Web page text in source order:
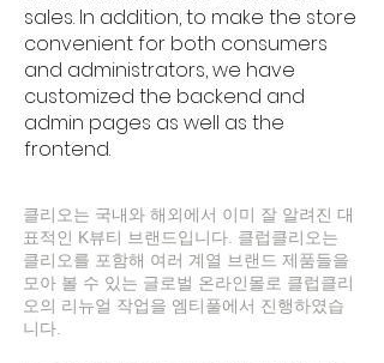
sales. In addition, to make the store
convenient for both consumers
and administrators, we have
customized the backend and
admin pages as well as the
frontend.
클리오는 국내와 해외에서 이미 잘 알려진 대
표적인 K뷰티 브랜드입니다. 클럽클리오는
클리오를 포함해 여러 계열 브랜드 제품들을
모아 볼 수 있는 글로벌 온라인몰로 클럽클리
오의 리뉴얼 작업을 엠티풀에서 진행하였습
니다.